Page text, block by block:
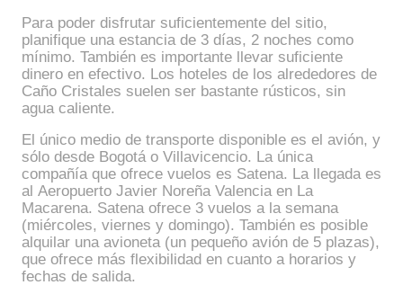
Para poder disfrutar suficientemente del sitio,
planifique una estancia de 3 días, 2 noches como
mínimo. También es importante llevar suficiente
dinero en efectivo. Los hoteles de los alrededores de
Caño Cristales suelen ser bastante rústicos, sin
agua caliente.
El único medio de transporte disponible es el avión, y
sólo desde Bogotá o Villavicencio. La única
compañía que ofrece vuelos es Satena. La llegada es
al Aeropuerto Javier Noreña Valencia en La
Macarena. Satena ofrece 3 vuelos a la semana
(miércoles, viernes y domingo). También es posible
alquilar una avioneta (un pequeño avión de 5 plazas),
que ofrece más flexibilidad en cuanto a horarios y
fechas de salida.